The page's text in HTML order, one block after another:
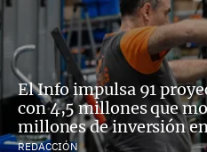
El Info impulsa 91
con 4,5 millones que
millones de inversión
REDACCIÓN